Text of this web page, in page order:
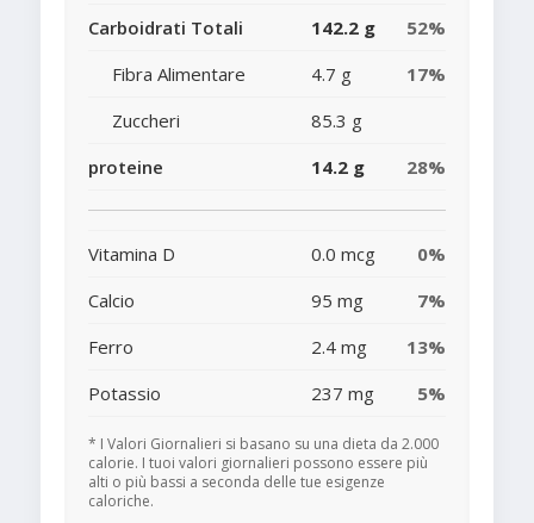
Carboidrati Totali
142.2 g
52%
Fibra Alimentare
4.7 g
17%
Zuccheri
85.3 g
proteine
14.2 g 28%
Vitamina D 0.0 mcg
0%
Calcio
95 mg
7%
Ferro
2.4 mg
13%
Potassio
237 mg 5%
* I Valori Giornalieri si basano su una dieta da 2.000
calorie. I tuoi valori giornalieri possono essere più
alti o più bassi a seconda delle tue esigenze
caloriche.